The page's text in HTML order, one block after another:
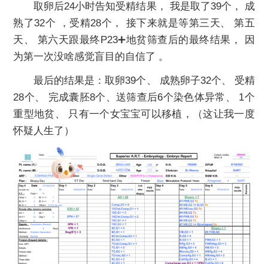
取卵后24小时告知受精结果， 我是取了39个， 成
熟了32个 ，受精28个， 接下来就是等第三天、 第五
天、 第六天跟最终P23➕地贫筛查后的最终结果， 因
为第一次没啥感觉盲目的自信了 。
最后的结果是：取卵39个、 成熟卵子32个、 受精
28个、 完成囊胚8个、送筛查后6个染色体异常、 1个
重型地贫、 只有一个女宝宝可以移植，（这让我一度
怀疑人生了）